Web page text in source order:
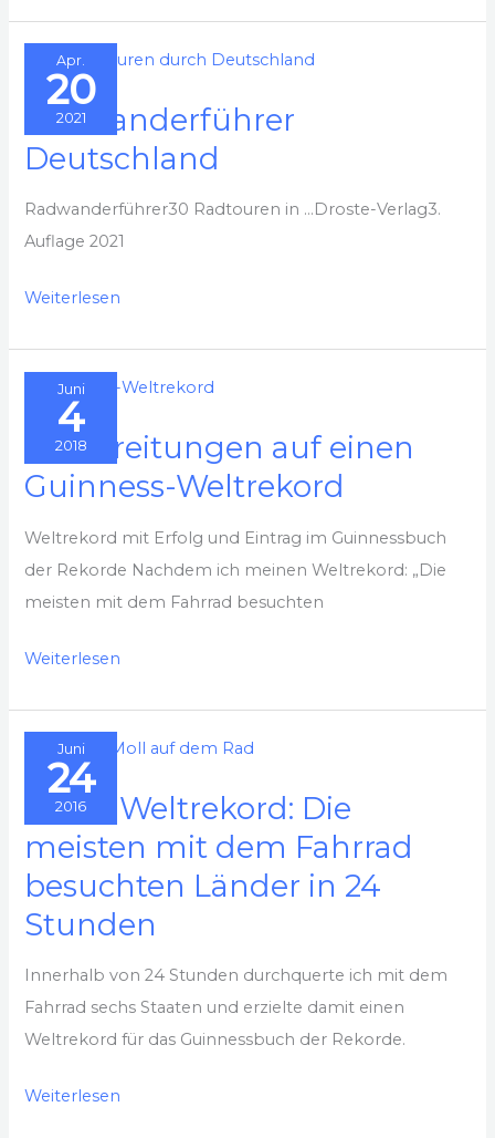
Apr.
20
2021
Radwanderführer
Deutschland
Radwanderführer30 Radtouren in …Droste-Verlag3.
Auflage 2021
Radwanderführer
Weiterlesen
Juni
4
2018
Vorbereitungen auf einen
Guinness-Weltrekord
Weltrekord mit Erfolg und Eintrag im Guinnessbuch
der Rekorde Nachdem ich meinen Weltrekord: „Die
meisten mit dem Fahrrad besuchten
Vorbereitungen
Guinness-
Weltrekord
Weiterlesen
Juni
24
2016
2016 – Weltrekord: Die
meisten mit dem Fahrrad
besuchten Länder in 24
Stunden
Innerhalb von 24 Stunden durchquerte ich mit dem
Fahrrad sechs Staaten und erzielte damit einen
Weltrekord für das Guinnessbuch der Rekorde.
2016
Weiterlesen